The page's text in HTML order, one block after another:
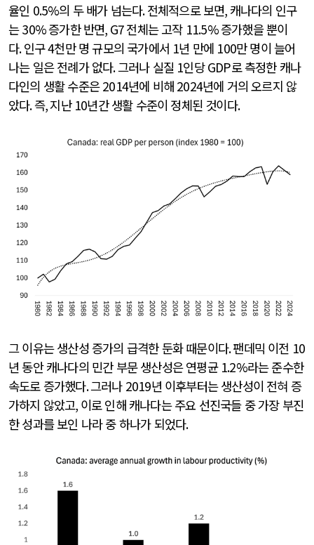
율인 0.5%의 두 배가 넘는다.전체적으로 보면,캐나다의 인구
는30%증가한 반면, G7전체는 고작 11.5%증가했을 뿐이
다.인구4천만 명 규모의 국가에서 1년 만에 100만 명이 늘어
나는 일은 전례가 없다.그러나 실질 1인당GDP로 측정한 캐나
다인의 생활 수준은2014년에 비해 2024년에 거의 오르지 않
았다.즉,지난 10년간 생활 수준이 정체된 것이다.
그 이유는 생산성 증가의 급격한 둔화 때문이다.팬데믹 이전 10
년 동안 캐나다의 민간 부문 생산성은 연평균 1.2%라는 준수한
속도로 증가했다.그러나 2019년 이후부터는 생산성이 전혀 증
가하지 않았고, 이로 인해 캐나다는 주요 선진국들 중 가장 부진
한 성과를 보인 나라 중 하나가 되었다.